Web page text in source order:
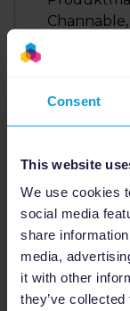
Consent
This website
We use cookies
social media
share
media,
it with other
they’ve
Marketing
Bereichen
Region
sich dafür
und
Kunden